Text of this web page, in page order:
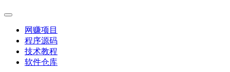
网赚项目
程序源码
技术教程
软件仓库